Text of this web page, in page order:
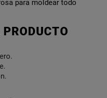
para moldear todo